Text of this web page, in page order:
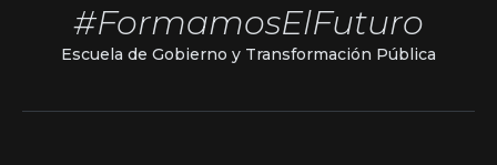
#FormamosElFuturo
Escuela de Gobierno y Transformación Pública